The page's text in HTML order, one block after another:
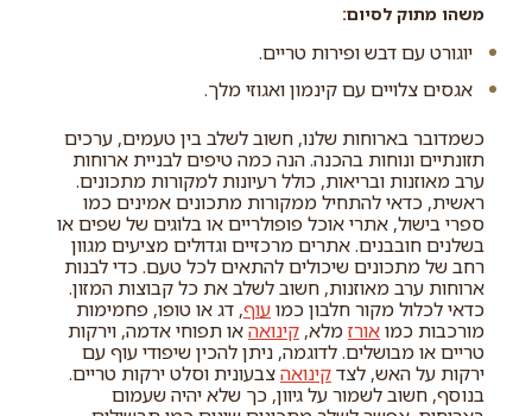
משהו מתוק לסיום:
יוגורט עם דבש ופירות טריים.
אגסים צלויים עם קינמון ואגוזי מלך.
כשמדובר בארוחות שלנו, חשוב לשלב בין טעמים, ערכים
תזונתיים ונוחות בהכנה. הנה כמה טיפים לבניית ארוחות
ערב מאוזנות ובריאות, כולל רעיונות למקורות מתכונים.
ראשית, כדאי להתחיל ממקורות מתכונים אמינים כמו
ספרי בישול, אתרי אוכל פופולריים או בלוגים של שפים או
בשלנים חובבנים. אתרים מרכזיים וגדולים מציעים מגוון
רחב של מתכונים שיכולים להתאים לכל טעם. כדי לבנות
ארוחות ערב מאוזנות, חשוב לשלב את כל קבוצות המזון.
כדאי לכלול מקור חלבון כמועוף, דג או טופו, פחמימות
מורכבות כמואורזמלא, קינואהאו תפוחי אדמה, וירקות
טריים או מבושלים. לדוגמה, ניתן להכין שיפודי עוף עם
ירקות על האש, לצדקינואהצבעונית וסלט ירקות טריים.
בנוסף, חשוב לשמור על גיוון, כך שלא יהיה שעמום